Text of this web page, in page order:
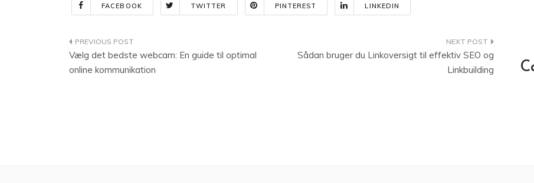
FACEBOOK TWITTER PINTEREST LINKEDIN
Indlægsnavigation
Vælg det bedste webcam: En guide til optimal
online kommunikation
Sådan bruger du Linkoversigt til effektiv SEO og
Linkbuilding